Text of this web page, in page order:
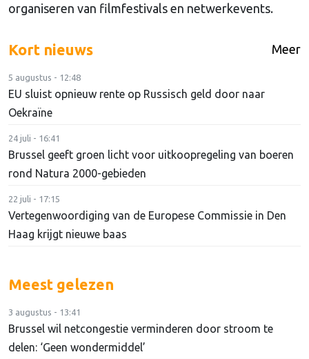
organiseren van filmfestivals en netwerkevents.
Kort nieuws Meer
5 augustus - 12:48
EU sluist opnieuw rente op Russisch geld door naar
Oekraïne
24 juli - 16:41
Brussel geeft groen licht voor uitkoopregeling van boeren
rond Natura 2000-gebieden
22 juli - 17:15
Vertegenwoordiging van de Europese Commissie in Den
Haag krijgt nieuwe baas
Meest gelezen
3 augustus - 13:41
Brussel wil netcongestie verminderen door stroom te
delen: ‘Geen wondermiddel’